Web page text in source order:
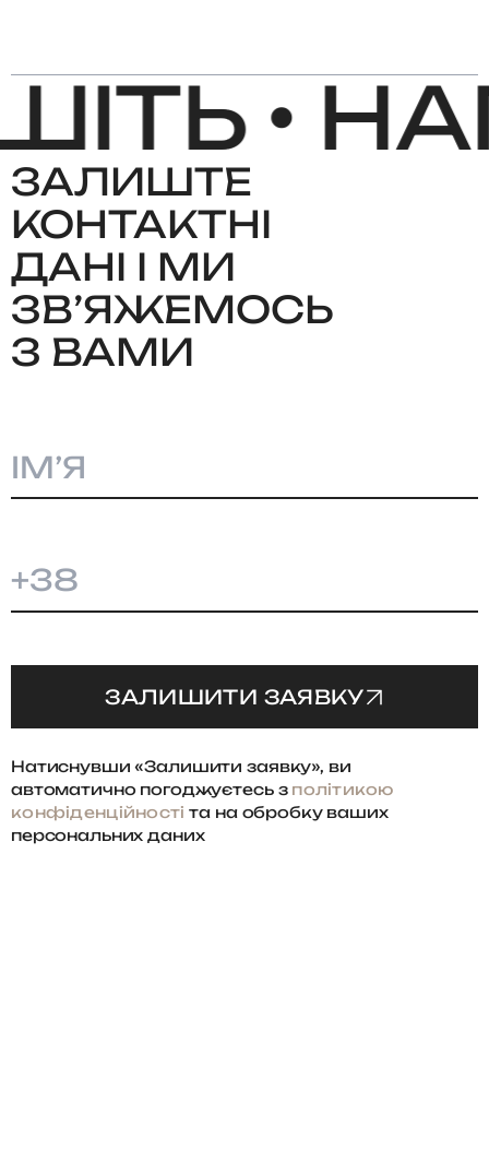
•
ЗАЛИШТЕ
КОНТАКТНІ
ДАНІ І МИ
ЗВʼЯЖЕМОСЬ
З ВАМИ
+38
ЗАЛИШИТИ ЗАЯВКУ
Натиснувши «Залишити заявку», ви
автоматично погоджуєтесь з політикою
конфіденційності та на обробку ваших
персональних даних